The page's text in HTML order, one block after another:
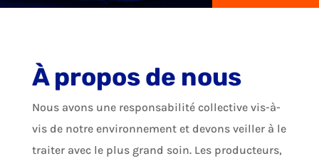
À propos de nous
Nous avons une responsabilité collective vis-à-
vis de notre environnement et devons veiller à le
traiter avec le plus grand soin. Les producteurs,